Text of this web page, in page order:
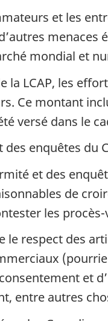
et les
menaces
mondial et
la LCAP, les
Ce montant
versé dans le
enquêtes du
et des
de
les
le respect des
et
entre autres